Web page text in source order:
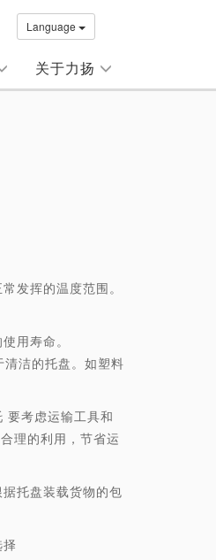
Language
关于力扬
发挥的温度范围。
用寿命。
洁的托盘。如塑料
考虑运输工具和
理的利用，节省运
托盘装载货物的包